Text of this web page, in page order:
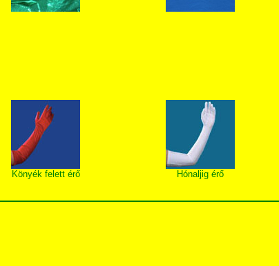
Könyék felett érő Hónaljig érő